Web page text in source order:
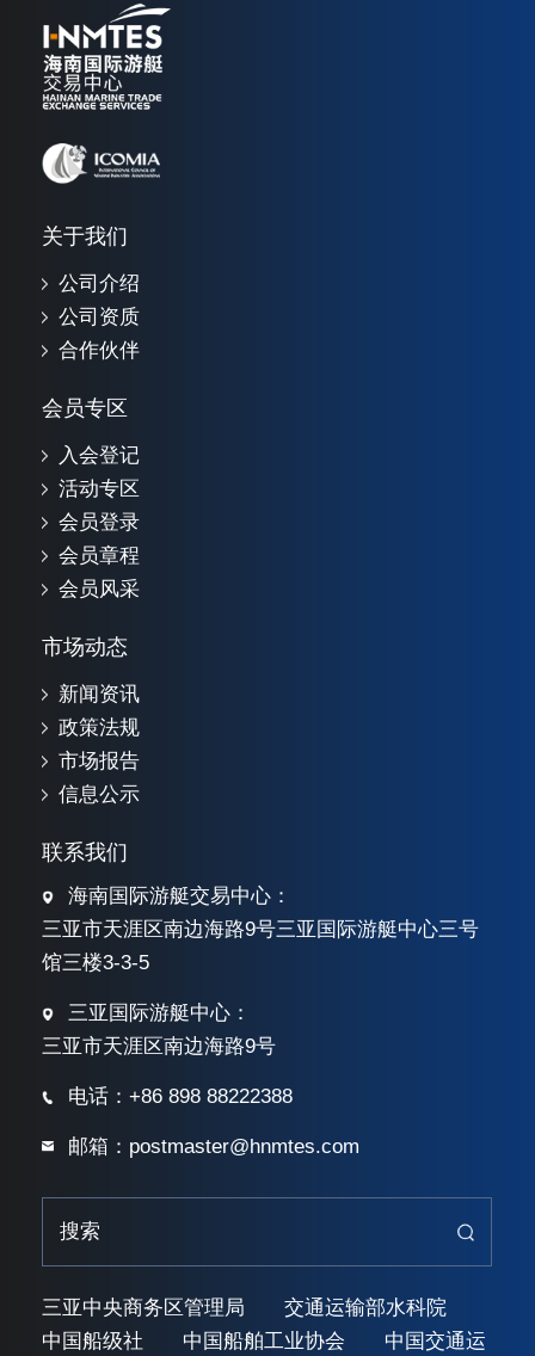
关于我们
公司介绍
公司资质
合作伙伴
会员专区
入会登记
活动专区
会员登录
会员章程
会员风采
市场动态
新闻资讯
政策法规
市场报告
信息公示
联系我们
海南国际游艇交易中心：
三亚市天涯区南边海路9号三亚国际游艇中心三号
馆三楼3-3-5
三亚国际游艇中心：
三亚市天涯区南边海路9号
电话：+86 898 88222388
邮箱：postmaster@hnmtes.com
三亚中央商务区管理局
交通运输部水科院
中国船级社
中国船舶工业协会 中国交通运